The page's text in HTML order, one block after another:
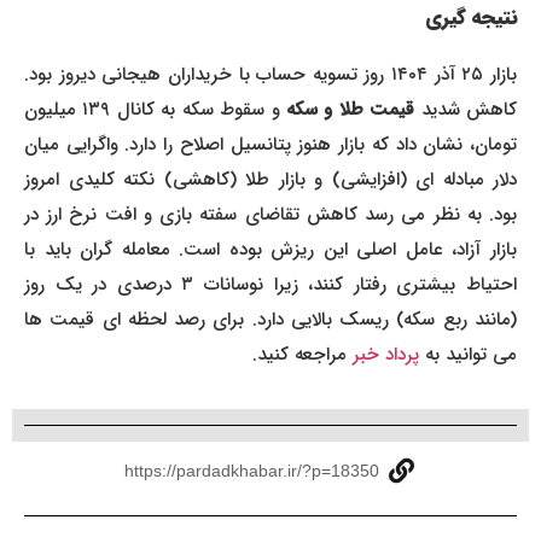
نتیجه گیری
بازار ۲۵ آذر ۱۴۰۴ روز تسویه حساب با خریداران هیجانی دیروز بود.
کاهش شدیدقیمت طلا و سکه
و سقوط سکه به کانال ۱۳۹ میلیون
تومان، نشان داد که بازار هنوز پتانسیل اصلاح را دارد. واگرایی میان
دلار مبادله ای (افزایشی) و بازار طلا (کاهشی) نکته کلیدی امروز
بود. به نظر می رسد کاهش تقاضای سفته بازی و افت نرخ ارز در
بازار آزاد، عامل اصلی این ریزش بوده است. معامله گران باید با
احتیاط بیشتری رفتار کنند، زیرا نوسانات ۳ درصدی در یک روز
(مانند ربع سکه) ریسک بالایی دارد. برای رصد لحظه ای قیمت ها
می توانید به پرداد خبرمراجعه کنید.
https://pardadkhabar.ir/?p=18350